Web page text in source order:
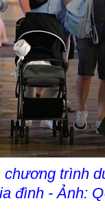
trình
đình - Ảnh: